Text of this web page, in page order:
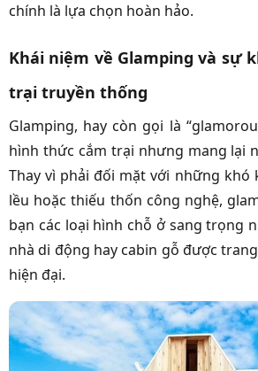
chính là lựa chọn hoàn hảo.
Khái niệm về Glamping và sự
trại truyền thống
Glamping, hay còn gọi là
hình thức cắm trại nhưng mang lại
Thay vì phải đối mặt với những khó
lều hoặc thiếu thốn công nghệ,
bạn các loại hình chỗ ở sang trọng
nhà di động hay cabin gỗ được
hiện đại.